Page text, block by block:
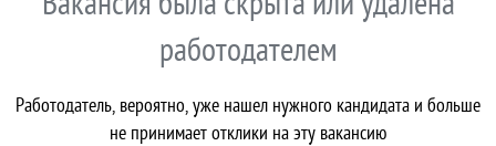
работодателем
Работодатель, вероятно, уже нашел нужного кандидата и больше
не принимает отклики на эту вакансию